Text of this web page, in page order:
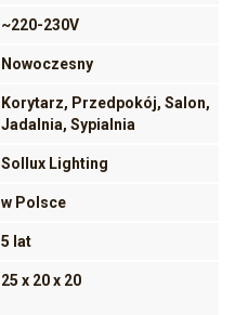
~220-230V
Nowoczesny
Korytarz, Przedpokój, Salon,
Jadalnia, Sypialnia
Sollux Lighting
w Polsce
5 lat
25 x 20 x 20